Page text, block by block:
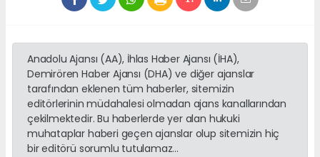
Anadolu Ajansı (AA), İhlas Haber Ajansı (İHA),
Demirören Haber Ajansı (DHA) ve diğer ajanslar
tarafından eklenen tüm haberler, sitemizin
editörlerinin müdahalesi olmadan ajans kanallarından
çekilmektedir. Bu haberlerde yer alan hukuki
muhataplar haberi geçen ajanslar olup sitemizin hiç
bir editörü sorumlu tutulamaz...